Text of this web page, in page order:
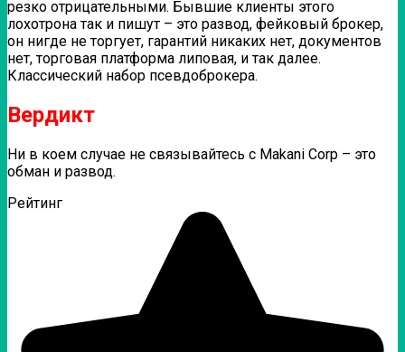
резко отрицательными. Бывшие клиенты этого
лохотрона так и пишут – это развод, фейковый брокер,
он нигде не торгует, гарантий никаких нет, документов
нет, торговая платформа липовая, и так далее.
Классический набор псевдоброкера.
Вердикт
Ни в коем случае не связывайтесь с Makani Corp – это
обман и развод.
Рейтинг